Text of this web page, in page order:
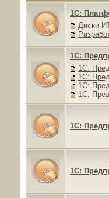
1C:
Диски
1C:
1C:
1C:
1C:
1C:
1C:
1C: